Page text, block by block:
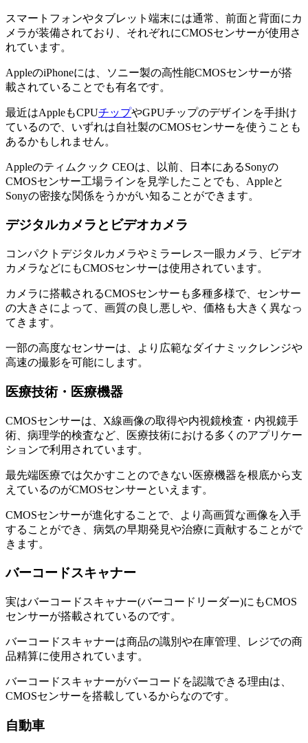
スマートフォンやタブレット端末には通常、前面と背面にカ
メラが装備されており、それぞれにCMOSセンサーが使用さ
れています。
AppleのiPhoneには、ソニー製の高性能CMOSセンサーが搭
載されていることでも有名です。
最近はAppleもCPUチップやGPUチップのデザインを手掛け
ているので、いずれは自社製のCMOSセンサーを使うことも
あるかもしれません。
Appleのティムクック CEOは、以前、日本にあるSonyの
CMOSセンサー工場ラインを見学したことでも、Appleと
Sonyの密接な関係をうかがい知ることができます。
デジタルカメラとビデオカメラ
コンパクトデジタルカメラやミラーレス一眼カメラ、ビデオ
カメラなどにもCMOSセンサーは使用されています。
カメラに搭載されるCMOSセンサーも多種多様で、センサー
の大きさによって、画質の良し悪しや、価格も大きく異なっ
てきます。
一部の高度なセンサーは、より広範なダイナミックレンジや
高速の撮影を可能にします。
医療技術・医療機器
CMOSセンサーは、X線画像の取得や内視鏡検査・内視鏡手
術、病理学的検査など、医療技術における多くのアプリケー
ションで利用されています。
最先端医療では欠かすことのできない医療機器を根底から支
えているのがCMOSセンサーといえます。
CMOSセンサーが進化することで、より高画質な画像を入手
することができ、病気の早期発見や治療に貢献することがで
きます。
バーコードスキャナー
実はバーコードスキャナー(バーコードリーダー)にもCMOS
センサーが搭載されているのです。
バーコードスキャナーは商品の識別や在庫管理、レジでの商
品精算に使用されています。
バーコードスキャナーがバーコードを認識できる理由は、
CMOSセンサーを搭載しているからなのです。
自動車